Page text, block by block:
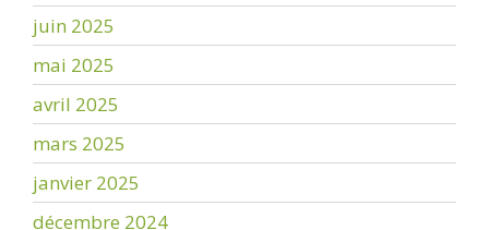
juin 2025
mai 2025
avril 2025
mars 2025
janvier 2025
décembre 2024